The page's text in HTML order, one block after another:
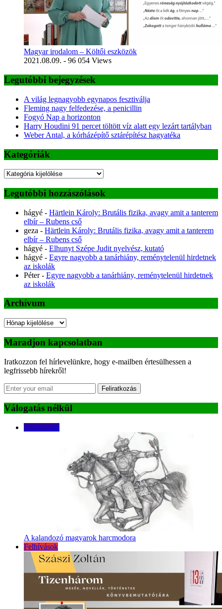
Magyar irodalom – Költői eszközök
2021.08.09. - 96 054 Views
Legutóbbi bejegyzések
A világ legnagyobb egynapos fesztiválja
Fleming nagy felfedezése, a penicillin
Fogyó Nap a horizonton
Harry Houdini 91 percet töltött víz alatt egy lezárt tartályban
Weber Antal, a kórházépítő sztárépítész hagyatéka
Kategóriák
Kategóriák
Legutóbbi hozzászólások
hágyé - Härtlein Károly: Brutális fizika, avagy amit a tanterem
elbír – Rubens cső
geza - Härtlein Károly: Brutális fizika, avagy amit a tanterem
elbír – Rubens cső
hágyé - Elhunyt Szépe Judit nyelvész, kutató
hágyé - Egyre nagyobb a tanárhiány, reménytelenül hirdetnek
az iskolák
Péter- Egyre nagyobb a tanárhiány, reménytelenül hirdetnek
az iskolák
Archívum
Archívum
Maradjon kapcsolatban
Iratkozzon fel hírlevelünkre, hogy e-mailben értesülhessen a
legfrissebb hírekről!
Feliratkozás
Válogatás nélkül
Történelem
A kalandozó magyarok harcmodora
Felhívások